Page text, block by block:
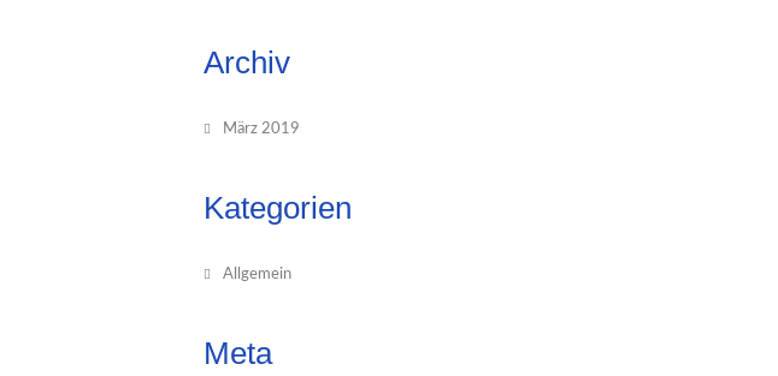
Archiv
März 2019
Kategorien
Allgemein
Meta